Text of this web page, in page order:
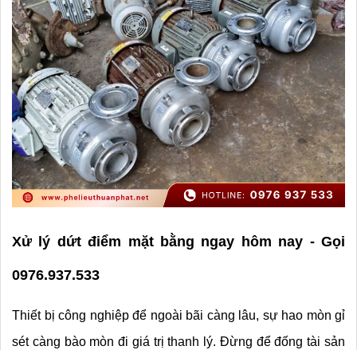
Xử lý dứt điểm mặt bằng ngay hôm nay - Gọi
0976.937.533
Thiết bị công nghiệp để ngoài bãi càng lâu, sự hao mòn gỉ
sét càng bào mòn đi giá trị thanh lý. Đừng để đống tài sản